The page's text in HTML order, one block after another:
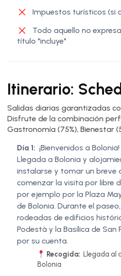
Impuestos turísticos (si
Todo aquello no
título "incluye"
Itinerario:
Salidas diarias garantizadas
Disfrute de la combinación
Gastronomía (75%), Bienestar
Día 1: ¡Bienvenidos a Bolonia!
Llegada a Bolonia y
instalarse y tomar un breve
comenzar la visita por libre
por ejemplo por la Plaza
de Bolonia. Durante el
rodeadas de edificios
Podestà y la Basílica de San
por su cuenta.
Recogida: Llegada al
Bolonia